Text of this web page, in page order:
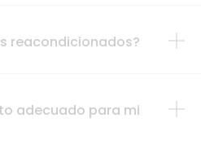
reacondicionados?
adecuado para mi